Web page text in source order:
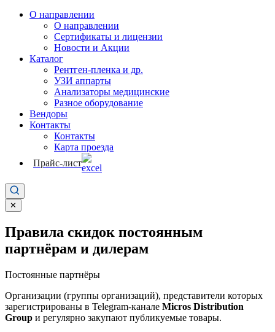
О направлении
О направлении
Сертификаты и лицензии
Новости и Акции
Каталог
Рентген-пленка и др.
УЗИ аппарты
Анализаторы медицинские
Разное оборудование
Вендоры
Контакты
Контакты
Карта проезда
Прайс-лист
✕
Правила скидок постоянным
партнёрам и дилерам
Постоянные партнёры
Организации (группы организаций), представители которых
зарегистрированы в Telegram-канале Micros Distribution
Group и регулярно закупают публикуемые товары.